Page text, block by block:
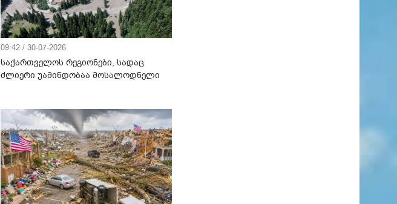
09:42 / 30-07-2026
საქართველოს რეგიონები, სადაც
ძლიერი უამინდობაა მოსალოდნელი